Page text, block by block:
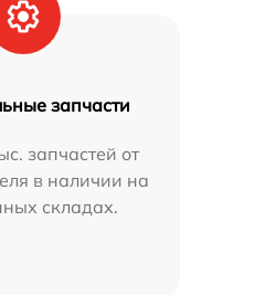
запчасти
запчастей от
в наличии на
складах.